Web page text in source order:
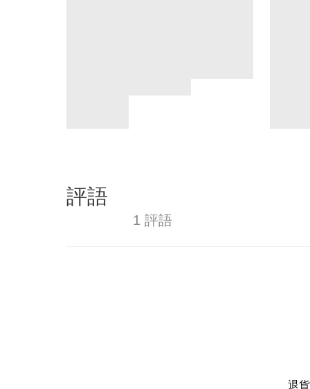
評語
1 評語
退